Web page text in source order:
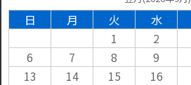
日 月 火 水
1
2
6
7 8 9
13
14 15 16